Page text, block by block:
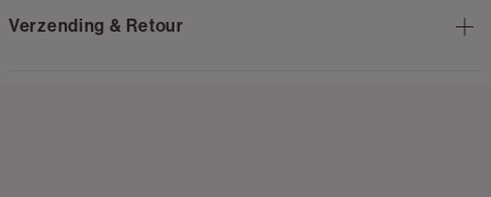
Verzending & Retour